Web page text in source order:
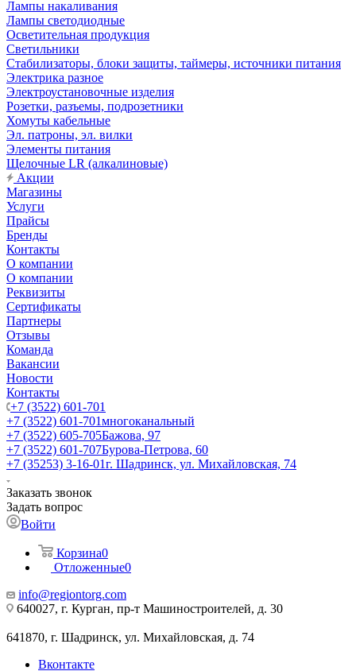
Лампы накаливания
Лампы светодиодные
Осветительная продукция
Светильники
Стабилизаторы, блоки защиты, таймеры, источники питания
Электрика разное
Электроустановочные изделия
Розетки, разъемы, подрозетники
Хомуты кабельные
Эл. патроны, эл. вилки
Элементы питания
Щелочные LR (алкалиновые)
Акции
Магазины
Услуги
Прайсы
Бренды
Контакты
О компании
О компании
Реквизиты
Сертификаты
Партнеры
Отзывы
Команда
Вакансии
Новости
Контакты
+7 (3522) 601-701
+7 (3522) 601-701многоканальный
+7 (3522) 605-705Бажова, 97
+7 (3522) 601-707Бурова-Петрова, 60
+7 (35253) 3-16-01г. Шадринск, ул. Михайловская, 74
Заказать звонок
Задать вопрос
Войти
Корзина0
Отложенные0
info@regiontorg.com
640027, г. Курган, пр-т Машиностроителей, д. 30
641870, г. Шадринск, ул. Михайловская, д. 74
Вконтакте